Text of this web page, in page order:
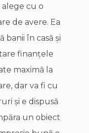
alege cu o
de avere. Ea
banii în casă şi
finanţele
maximă la
dar va fi cu
şi e dispusă
un obiect